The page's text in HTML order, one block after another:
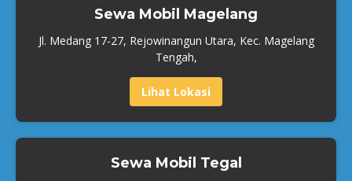
Sewa Mobil Magelang
Jl. Medang 17-27, Rejowinangun Utara, Kec. Magelang
Tengah,
Lihat Lokasi
Sewa Mobil Tegal